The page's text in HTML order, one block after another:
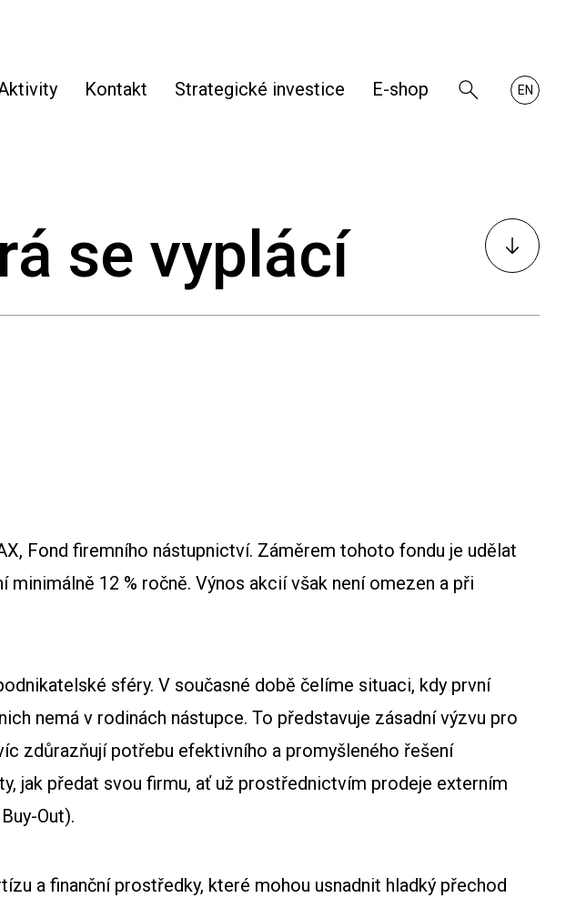
Kontakt Strategické investice E-shop
ZobrazitEN
About
se vyplácí
K
obsahu
Fond firemního nástupnictví. Záměrem tohoto fondu je udělat
12 % ročně. Výnos akcií však není omezen a při
sféry. V současné době čelíme situaci, kdy první
nemá v rodinách nástupce. To představuje zásadní výzvu pro
zdůrazňují potřebu efektivního a promyšleného řešení
jak předat svou firmu, ať už prostřednictvím prodeje externím
Out).
a finanční prostředky, které mohou usnadnit hladký přechod